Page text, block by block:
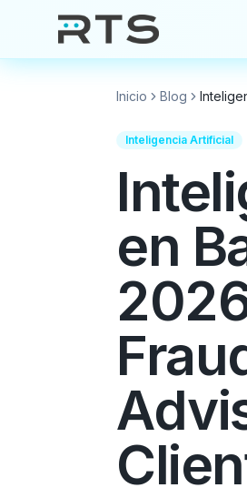
Inicio Blog
Inteligencia Artificial
en